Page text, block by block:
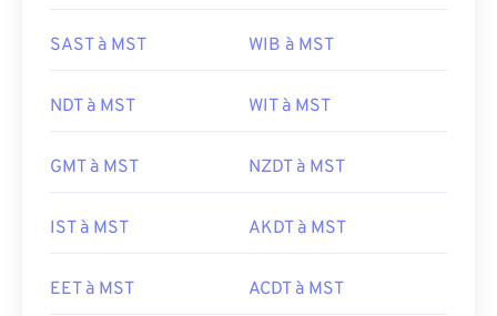
SAST à MST WIB à MST
NDT à MST WIT à MST
GMT à MST NZDT à MST
IST à MST AKDT à MST
EET à MST ACDT à MST